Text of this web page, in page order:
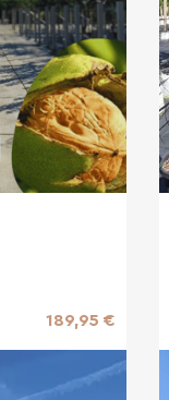
189,95 €